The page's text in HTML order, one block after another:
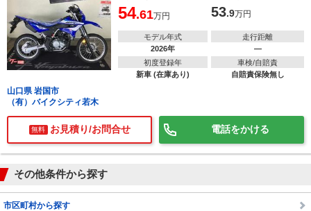
54.61万円 53.9万円
モデル年式
2026年
走行距離
―
初度登録年
新車 (在庫あり)
車検/自賠責
自賠責保険無し
山口県 岩国市
（有）バイクシティ若木
無料 お見積り/お問合せ 電話をかける
その他条件から探す
市区町村から探す